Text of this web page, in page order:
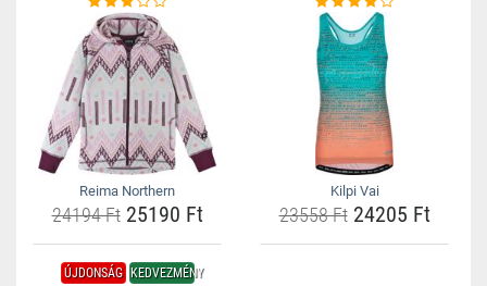
Reima Northern
24194 Ft25190 Ft
Kilpi Vai
23558 Ft24205 Ft
ÚJDONSÁG KEDVEZMÉNY